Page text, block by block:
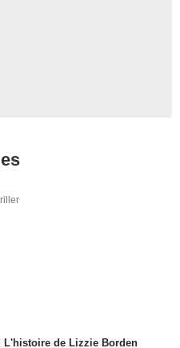
L'histoire de Lizzie Borden